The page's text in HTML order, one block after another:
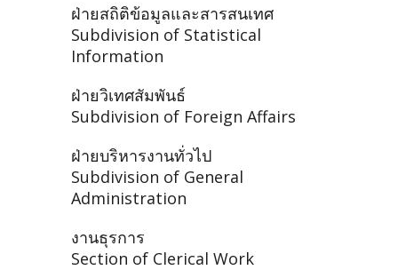
ฝ่ายสถิติข้อมูลและสารสนเทศ
Subdivision of Statistical
Information
ฝ่ายวิเทศสัมพันธ์
Subdivision of Foreign Affairs
ฝ่ายบริหารงานทั่วไป
Subdivision of General
Administration
งานธุรการ
Section of Clerical Work